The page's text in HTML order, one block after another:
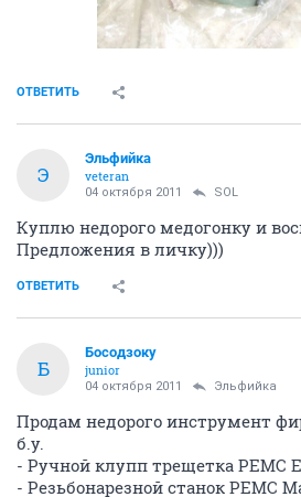
ОТВЕТИТЬ
Э
Эльфийка
veteran
04 октября 2011 SOL
Куплю недорого медогонку и
Предложения в личку)))
ОТВЕТИТЬ
Б
Босодзоку
junior
04 октября 2011 Эльфийка
Продам недорого инструмент
б.у.
- Ручной клупп трещетка РЕМС
- Резьбонарезной станок РЕМС